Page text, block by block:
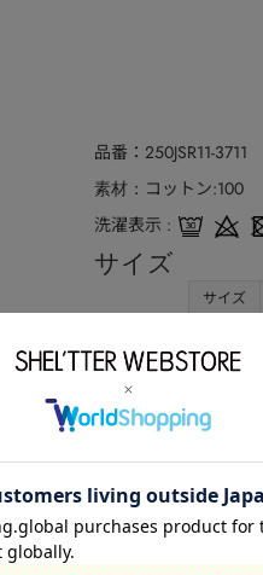
品番 250JSR11-3711
素材
コットン:100
洗濯表示
サイズ
サイズ
24inch
25inch
26inch
27inch